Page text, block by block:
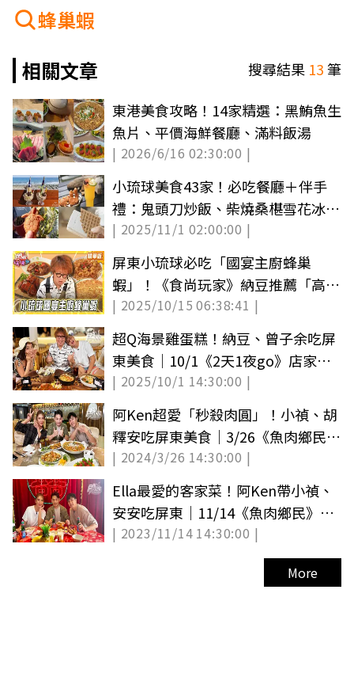
蜂巢蝦
相關文章
搜尋結果 13筆
東港美食攻略！14家精選：黑鮪魚生
魚片、平價海鮮餐廳、滿料飯湯
| 2026/6/16 02:30:00 |
小琉球美食43家！必吃餐廳＋伴手
禮：鬼頭刀炒飯、柴燒桑椹雪花冰、
梅子麻花捲
| 2025/11/1 02:00:00 |
屏東小琉球必吃「國宴主廚蜂巢
蝦」！《食尚玩家》納豆推薦「高記
在地小吃」
| 2025/10/15 06:38:41 |
超Q海景雞蛋糕！納豆、曾子余吃屏
東美食｜10/1《2天1夜go》店家資
訊
| 2025/10/1 14:30:00 |
阿Ken超愛「秒殺肉圓」！小禎、胡
釋安吃屏東美食｜3/26《魚肉鄉民》
店家資訊
| 2024/3/26 14:30:00 |
Ella最愛的客家菜！阿Ken帶小禎、
安安吃屏東｜11/14《魚肉鄉民》店
家資訊
| 2023/11/14 14:30:00 |
More